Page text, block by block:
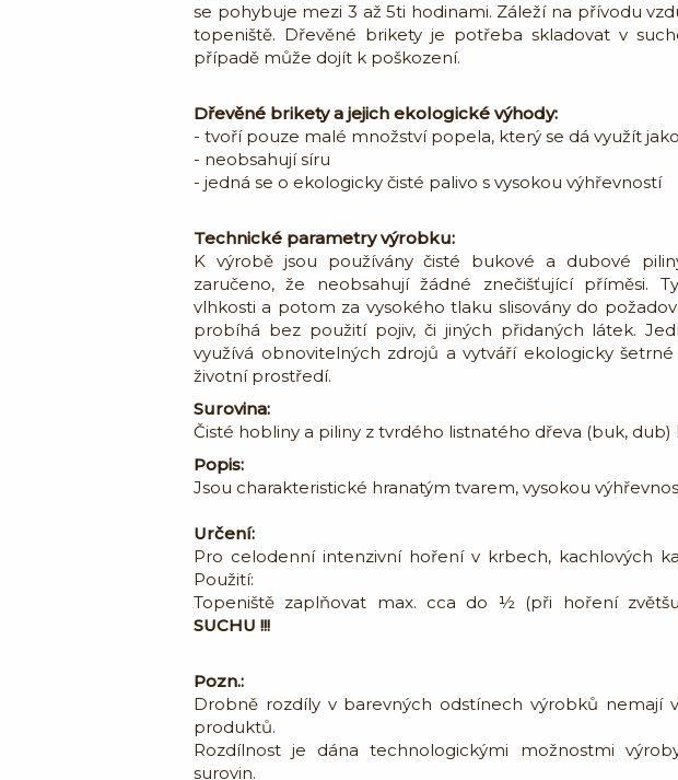
se pohybuje mezi 3 až 5ti hodinami. Záleží na přívodu
topeniště. Dřevěné brikety je potřeba skladovat v
případě může dojít k poškození.
Dřevěné brikety a jejich ekologické výhody:
- tvoří pouze malé množství popela, který se dá využít
- neobsahují síru
- jedná se o ekologicky čisté palivo s vysokou výhřevností
Technické parametry výrobku:
K výrobě jsou používány čisté bukové a dubové
zaručeno, že neobsahují žádné znečišťující příměsi.
vlhkosti a potom za vysokého tlaku slisovány do
probíhá bez použití pojiv, či jiných přidaných látek.
využívá obnovitelných zdrojů a vytváří ekologicky
životní prostředí.
Surovina:
Čisté hobliny a piliny z tvrdého listnatého dřeva (buk,
Popis:
Jsou charakteristické hranatým tvarem, vysokou
Určení:
Pro celodenní intenzivní hoření v krbech, kachlových
Použití:
Topeniště zaplňovat max. cca do ½ (při hoření
SUCHU !!!
Pozn.:
Drobně rozdíly v barevných odstínech výrobků nemají
produktů.
Rozdílnost je dána technologickými možnostmi
surovin.